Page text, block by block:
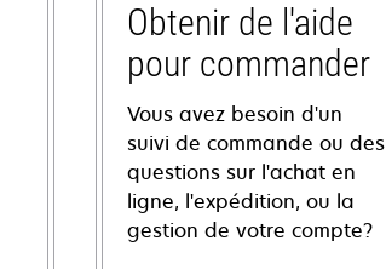
Obtenir de l'aide
pour commander
Vous avez besoin d'un
suivi de commande ou des
questions sur l'achat en
ligne, l'expédition, ou la
gestion de votre compte?